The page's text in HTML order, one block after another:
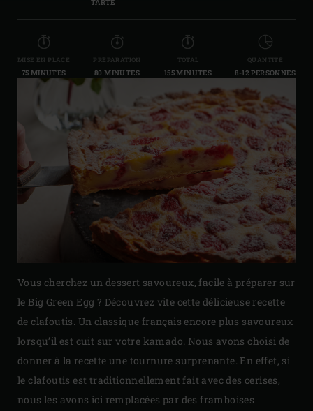
TARTE
MISE EN PLACE
75 MINUTES
PRÉPARATION
80 MINUTES
TOTAL
155 MINUTES
QUANTITÉ
8-12 PERSONNES
Vous cherchez un dessert savoureux, facile à préparer sur
le Big Green Egg ? Découvrez vite cette délicieuse recette
de clafoutis. Un classique français encore plus savoureux
lorsqu’il est cuit sur votre kamado. Nous avons choisi de
donner à la recette une tournure surprenante. En effet, si
le clafoutis est traditionnellement fait avec des cerises,
nous les avons ici remplacées par des framboises